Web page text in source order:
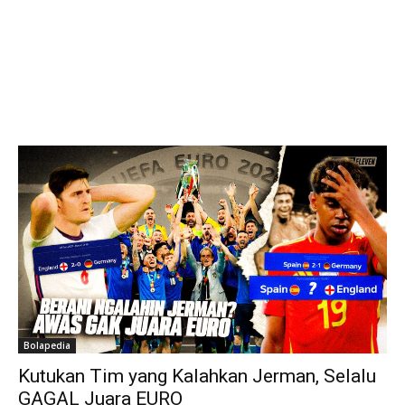
Bolapedia
Kutukan Tim yang Kalahkan Jerman, Selalu
GAGAL Juara EURO